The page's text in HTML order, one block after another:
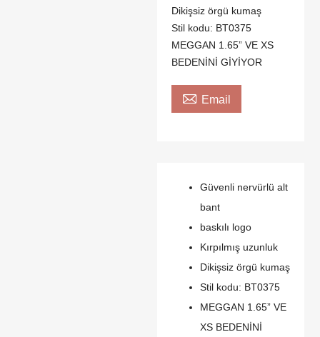
Dikişsiz örgü kumaş
Stil kodu: BT0375
MEGGAN 1.65” VE XS
BEDENİNİ GİYİYOR
 Email
Güvenli nervürlü alt
bant
baskılı logo
Kırpılmış uzunluk
Dikişsiz örgü kumaş
Stil kodu: BT0375
MEGGAN 1.65” VE
XS BEDENİNİ